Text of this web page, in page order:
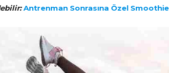
Antrenman Sonrasına Özel